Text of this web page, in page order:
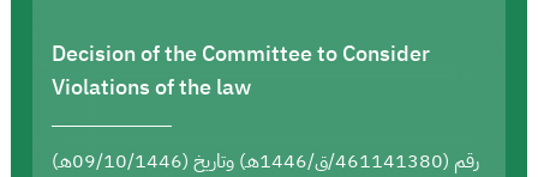
Decision of the Committee to Consider
Violations of the law
رقم (461141380/ق/1446هـ) وتاريخ (09/10/1446هـ)